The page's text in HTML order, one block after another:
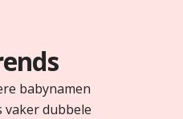
babynamen
vaker dubbele